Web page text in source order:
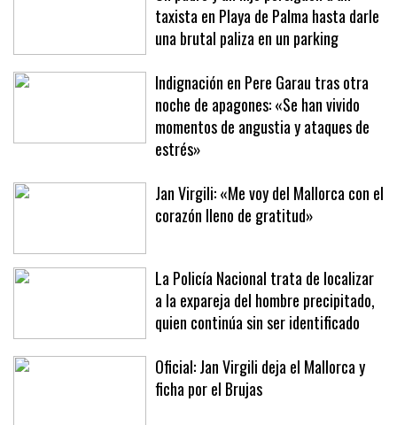
Un padre y un hijo persiguen a un
taxista en Playa de Palma hasta darle
una brutal paliza en un parking
Indignación en Pere Garau tras otra
noche de apagones: «Se han vivido
momentos de angustia y ataques de
estrés»
Jan Virgili: «Me voy del Mallorca con el
La Policía Nacional trata de localizar
a la expareja del hombre precipitado,
quien continúa sin ser identificado
Oficial: Jan Virgili deja el Mallorca y